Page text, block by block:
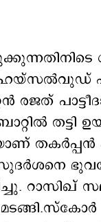
തകർപ്പൻ
റാസിഖ്